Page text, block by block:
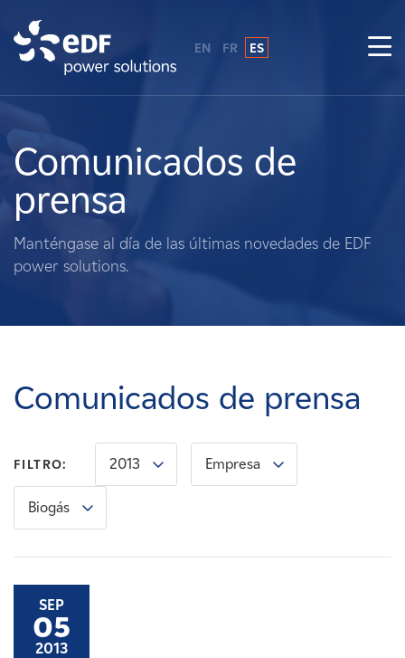
Sobre nosotros
Qué hacemos
Terratenientes
Carreras
Noticias
Contacte con
EN FR ES
Comunicados de
prensa
Manténgase al día de las últimas novedades de EDF
power solutions.
Comunicados de prensa
FILTRO: 2013 Empresa
Biogás
SEP
05
2013